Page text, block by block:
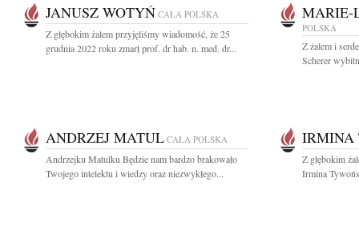
JANUSZ WOTYŃ CAŁA POLSKA
Z głębokim żalem przyjęliśmy wiadomość, że 25
grudnia 2022 roku zmarł prof. dr hab. n. med. dr...
MARIE-
POLSKA
Z żalem i
Scherer
ANDRZEJ MATUL CAŁA POLSKA
Andrzejku Matulku Będzie nam bardzo brakowało
Twojego intelektu i wiedzy oraz niezwykłego...
IRMINA
Z głębokim
Irmina